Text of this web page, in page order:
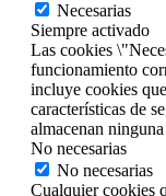
Necesarias
Siempre activado
Las cookies
funcionamiento
incluye cookies
características de
almacenan
No necesarias
No necesarias
Cualquier cookies